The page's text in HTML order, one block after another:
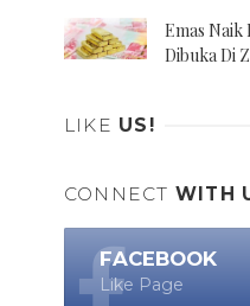
Emas Naik
Dibuka Di
LIKE US!
CONNECT WITH
FACEBOOK
Like Page